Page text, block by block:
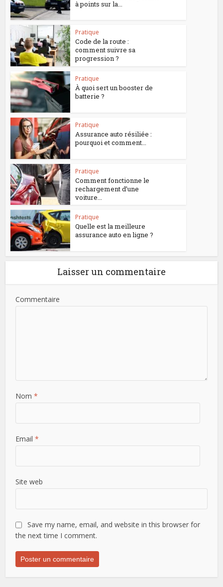
à points sur la...
Pratique
Code de la route :
comment suivre sa
progression ?
Pratique
À quoi sert un booster de
batterie ?
Pratique
Assurance auto résiliée :
pourquoi et comment...
Pratique
Comment fonctionne le
rechargement d’une
voiture...
Pratique
Quelle est la meilleure
assurance auto en ligne ?
Laisser un commentaire
Commentaire
Nom*
Email*
Site web
Save my name, email, and website in this browser for
the next time I comment.